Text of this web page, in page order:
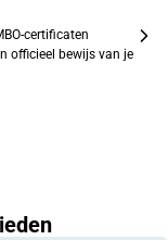
certificaten
officieel bewijs van je